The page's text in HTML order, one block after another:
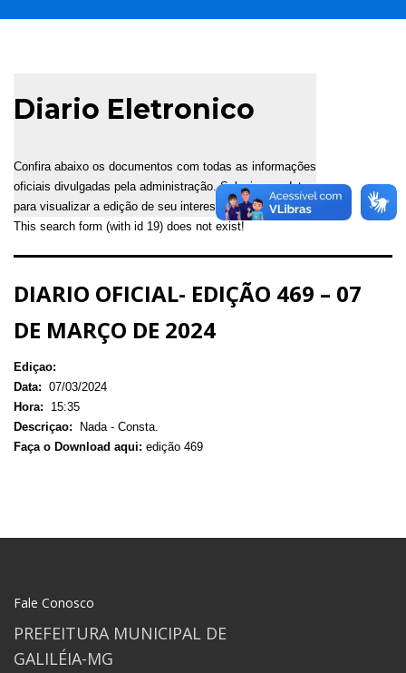
Diario Eletronico
Confira abaixo os documentos com todas as informações
oficiais divulgadas pela administração. Selecione a data
para visualizar a edição de seu interesse.
This search form (with id 19) does not exist!
DIARIO OFICIAL- EDIÇÃO 469 – 07
DE MARÇO DE 2024
Ediçao:
Data: 07/03/2024
Hora:
15:35
Descriçao:
Nada - Consta.
Faça o Download aqui: edição 469
Fale Conosco
PREFEITURA MUNICIPAL DE
GALILÉIA-MG